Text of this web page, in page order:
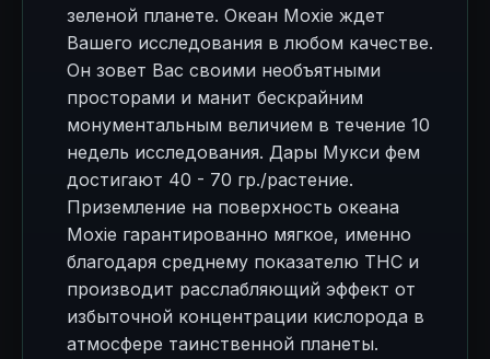
зеленой планете. Океан Moxie ждет
Вашего исследования в любом качестве.
Он зовет Вас своими необъятными
просторами и манит бескрайним
монументальным величием в течение 10
недель исследования. Дары Мукси фем
достигают 40 - 70 гр./растение.
Приземление на поверхность океана
Moxie гарантированно мягкое, именно
благодаря среднему показателю ТНС и
производит расслабляющий эффект от
избыточной концентрации кислорода в
атмосфере таинственной планеты.